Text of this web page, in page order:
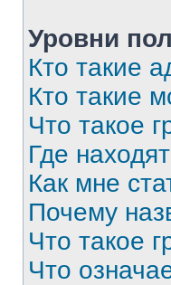
Уровни
Кто такие
Кто такие
Что такое
Где
Как мне
Почему
Что такое
Что